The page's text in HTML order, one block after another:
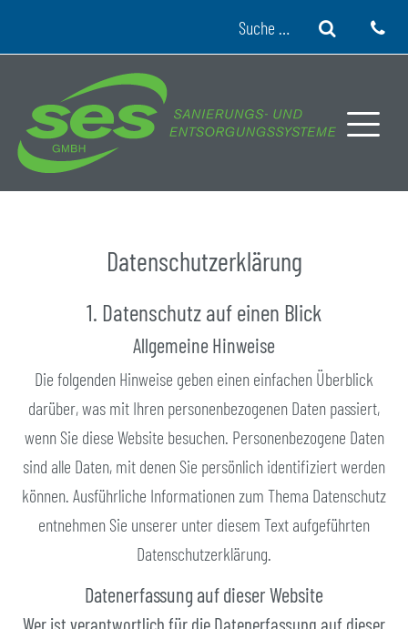
Suche
Datenschutzerklärung
1. Datenschutz auf einen Blick
Allgemeine Hinweise
Die folgenden Hinweise geben einen einfachen Überblick
darüber, was mit Ihren personenbezogenen Daten passiert,
wenn Sie diese Website besuchen. Personenbezogene Daten
sind alle Daten, mit denen Sie persönlich identifiziert werden
können. Ausführliche Informationen zum Thema Datenschutz
entnehmen Sie unserer unter diesem Text aufgeführten
Datenschutzerklärung.
Datenerfassung auf dieser Website
Wer ist verantwortlich für die Datenerfassung auf dieser